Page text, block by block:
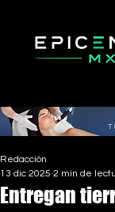
Entregan
Redacción
13 dic 2025 2 min de